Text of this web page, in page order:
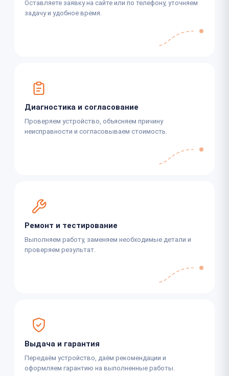
Оставляете заявку на сайте или по телефону, уточняем
задачу и удобное время.
Диагностика и согласование
Проверяем устройство, объясняем причину
неисправности и согласовываем стоимость.
Ремонт и тестирование
Выполняем работу, заменяем необходимые детали и
проверяем результат.
Выдача и гарантия
Передаём устройство, даём рекомендации и
оформляем гарантию на выполненные работы.